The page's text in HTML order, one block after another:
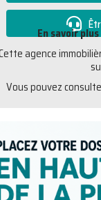
En savoir
agence
Vous pouvez